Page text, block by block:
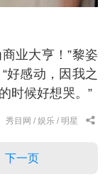
业大亨！”黎姿
好感动，因我之
时候好想哭。”
秀目网 / 娱乐 / 明星
下一页